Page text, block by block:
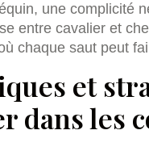
une complicité
entre cavalier et
chaque saut peut
et
dans les